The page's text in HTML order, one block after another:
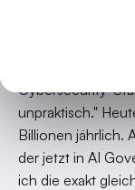
Cybersecurity-
unpraktisch."
Billionen jährlich.
der jetzt in AI
ich die exakt